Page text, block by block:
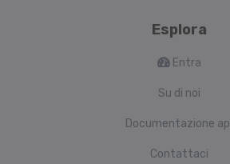
Esplora
Entra
Su di noi
Documentazione
Contattaci